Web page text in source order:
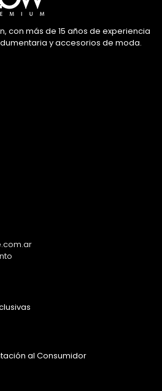
con más de 15 años de experiencia
y accesorios de moda.
al Consumidor